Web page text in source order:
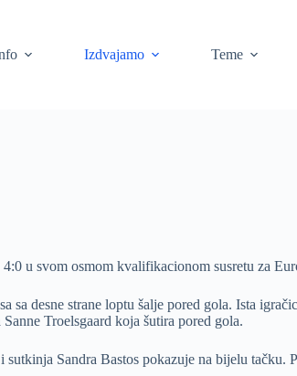
Izdvajamo Teme
u svom osmom kvalifikacionom susretu za
desne strane loptu šalje pored gola. Ista
Troelsgaard koja šutira pored gola.
Sandra Bastos pokazuje na bijelu tačku.